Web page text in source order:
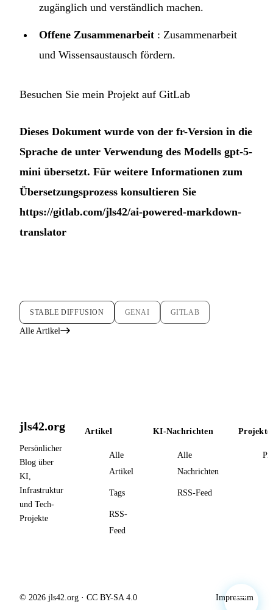
zugänglich und verständlich machen.
Offene Zusammenarbeit : Zusammenarbeit
und Wissensaustausch fördern.
Besuchen Sie mein Projekt auf GitLab
Dieses Dokument wurde von der fr-Version in die
Sprache de unter Verwendung des Modells gpt-5-
mini übersetzt. Für weitere Informationen zum
Übersetzungsprozess konsultieren Sie
https://gitlab.com/jls42/ai-powered-markdown-
translator
STABLE DIFFUSION GENAI GITLAB
Alle Artikel
jls42.org
Persönlicher
Blog über
KI,
Infrastruktur
und Tech-
Projekte
Artikel
Alle
Artikel
Tags
RSS-
Feed
KI-Nachrichten
Alle
Nachrichten
RSS-Feed
Projekte
© 2026 jls42.org · CC BY-SA 4.0 Impressum